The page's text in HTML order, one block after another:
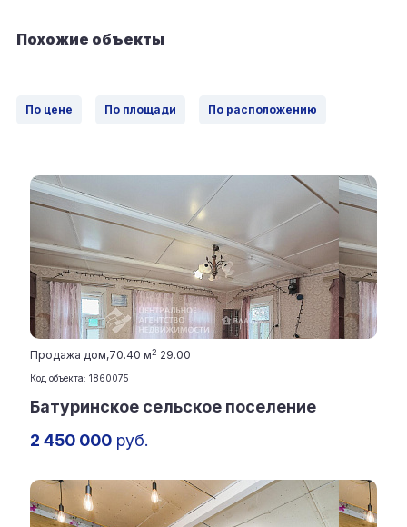
Похожие объекты
По цене По площади По расположению
Продажа дом,70.40 м2 29.00
Код объекта: 1860075
Батуринское сельское поселение
2 450 000 руб.